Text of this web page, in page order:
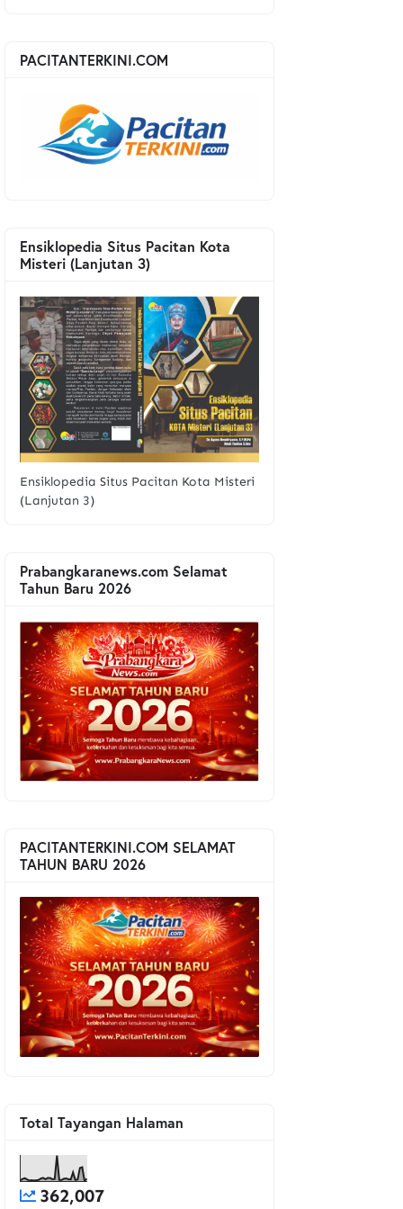
PACITANTERKINI.COM
Ensiklopedia Situs Pacitan Kota
Misteri (Lanjutan 3)
Ensiklopedia Situs Pacitan Kota Misteri
(Lanjutan 3)
Prabangkaranews.com Selamat
Tahun Baru 2026
PACITANTERKINI.COM SELAMAT
TAHUN BARU 2026
Total Tayangan Halaman
362,007